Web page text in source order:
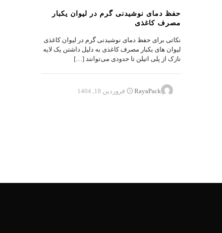
حفظ دمای نوشیدنی گرم در لیوان یکبار
مصرف کاغذی
نکاتی برای حفظ دمای نوشیدنی گرم در لیوان کاغذی
لیوان های یکبار مصرف کاغذی به دلیل داشتن یک لایه
نازک از پلی اتیلن تا حدودی می‌توانند […]
RayaPack فروردین 18, 1404